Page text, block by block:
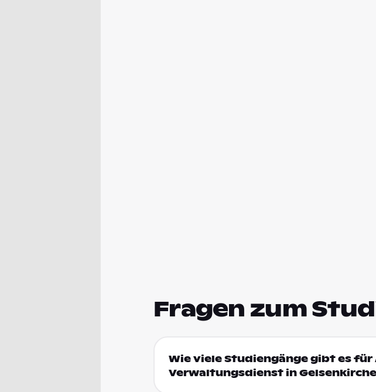
Fragen zum
Wie viele Studiengänge gibt es
Verwaltungsdienst in